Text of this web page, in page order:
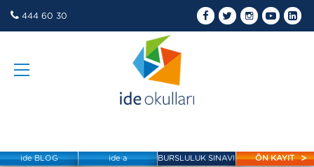
444 60 30
ide BLOG ide a BURSLULUK SINAVI ÖN KAYIT